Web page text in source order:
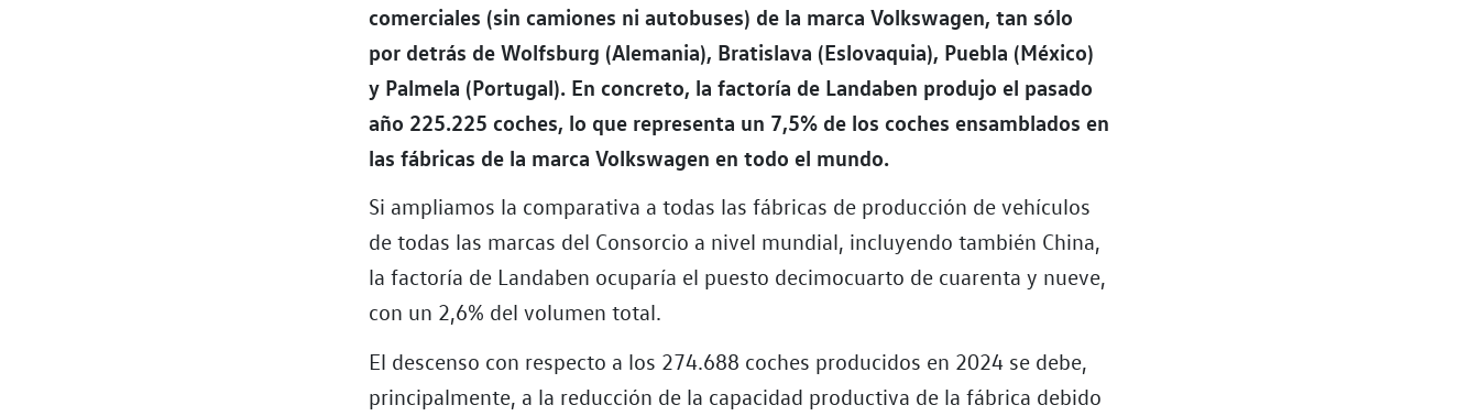
comerciales (sin camiones ni autobuses) de la marca Volkswagen, tan sólo
por detrás de Wolfsburg (Alemania), Bratislava (Eslovaquia), Puebla (México)
y Palmela (Portugal). En concreto, la factoría de Landaben produjo el pasado
año 225.225 coches, lo que representa un 7,5% de los coches ensamblados en
las fábricas de la marca Volkswagen en todo el mundo.
Si ampliamos la comparativa a todas las fábricas de producción de vehículos
de todas las marcas del Consorcio a nivel mundial, incluyendo también China,
la factoría de Landaben ocuparía el puesto decimocuarto de cuarenta y nueve,
con un 2,6% del volumen total.
El descenso con respecto a los 274.688 coches producidos en 2024 se debe,
principalmente, a la reducción de la capacidad productiva de la fábrica debido